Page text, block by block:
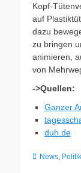
Kopf-
auf
dazu
zu bringen
animieren,
von
->Quellen:
Ganzer
duh.de
Kategorien
News, Politik